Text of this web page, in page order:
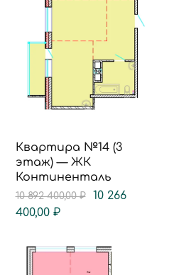
Квартира №14 (3
этаж) — ЖК
Континенталь
10 892 400,00₽
10 266
400,00 ₽